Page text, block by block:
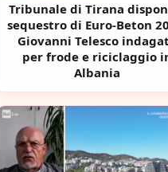
Tribunale di Tirana
sequestro di Euro-Beton
Giovanni Telesco
per frode e riciclaggio
Albania